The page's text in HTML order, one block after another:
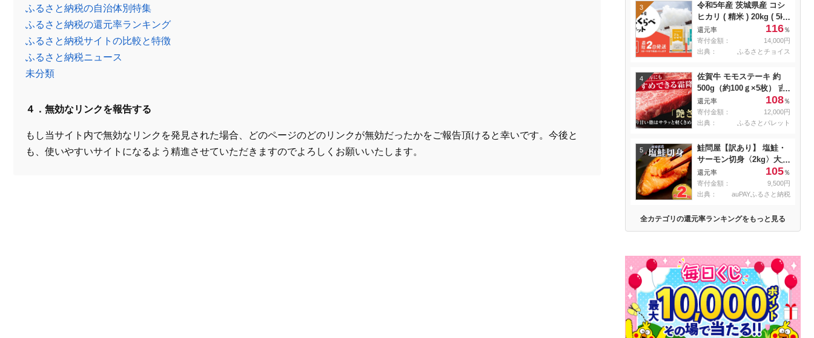
ふるさと納税の自治体別特集
ふるさと納税の還元率ランキング
ふるさと納税サイトの比較と特徴
ふるさと納税ニュース
未分類
４．無効なリンクを報告する
もし当サイト内で無効なリンクを発見された場合、どのページのどのリンクが無効だったかをご報告頂けると幸いです。今後と
も、使いやすいサイトになるよう精進させていただきますのでよろしくお願いいたします。
3
令和5年産 茨城県産 コシ
ヒカリ ( 精米 ) 20kg ( 5kg
× 4袋 )
還元率 116％
寄付金額：
14,000円
出典：
ふるさとチョイス
4
佐賀牛 モモステーキ 約
500g（約100ｇ×5枚） 吉
野ヶ里町 [FDB057]
還元率 108％
寄付金額：
12,000円
出典：
ふるさとパレット
5
鮭問屋【訳あり】 塩鮭・
サーモン切身〈2kg〉大人
気 鮭 切り身 家計応援 不
揃い 鮭問屋直送
【MS03】
還元率 105％
寄付金額：
9,500円
出典：
auPAYふるさと納税
全カテゴリの還元率ランキングをもっと見る